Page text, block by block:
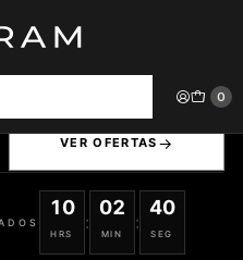
0
Rouge 540 Unisex Extrait
VER OFERTAS
10
HRS
:
02
MIN
:
39
SEG